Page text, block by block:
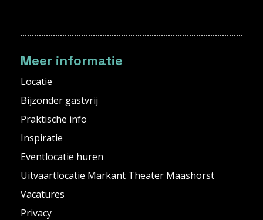
Meer informatie
Locatie
Bijzonder gastvrij
Praktische info
Inspiratie
Eventlocatie huren
Uitvaartlocatie Markant Theater Maashorst
Vacatures
Privacy